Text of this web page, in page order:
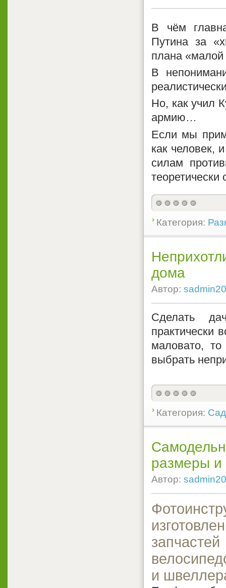
В чём
Путина за
плана
В
Но, как учил
армию…
Если мы
как человек,
силам
Категория:
дома
Автор:
Сделать
маловато,
выбрать
Категория:
размеры и
Автор:
и